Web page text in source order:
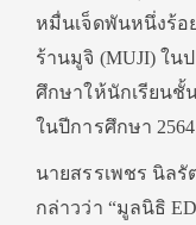
หมื่นเจ็ดพันหนึ่งร้อ
ร้านมูจิ (MUJI) ใน
ศึกษาให้นักเรียนชั้
ในปีการศึกษา 2564
นายสรรเพชร นิล
กล่าวว่า “มูลนิธิ